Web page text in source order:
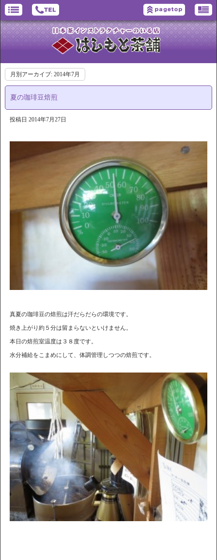
月別アーカイブ: 2014年7月
夏の珈琲豆焙煎
投稿日 2014年7月27日
真夏の珈琲豆の焙煎は汗だらだらの環境です。
焼き上がり約５分は留まらないといけません。
本日の焙煎室温度は３８度です。
水分補給をこまめにして、体調管理しつつの焙煎です。